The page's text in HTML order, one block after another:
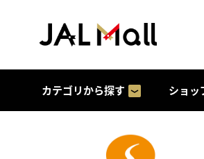
カテゴリから探す ショッ